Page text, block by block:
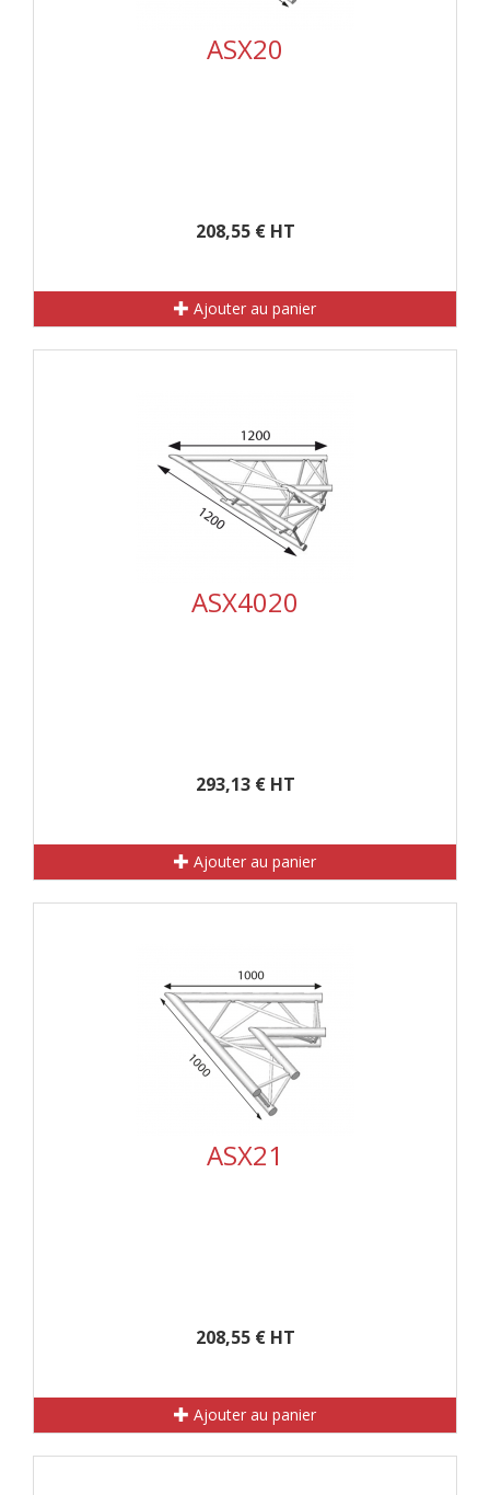
ASX20
208,55 € HT
Ajouter au panier
ASX4020
293,13 € HT
Ajouter au panier
ASX21
208,55 € HT
Ajouter au panier